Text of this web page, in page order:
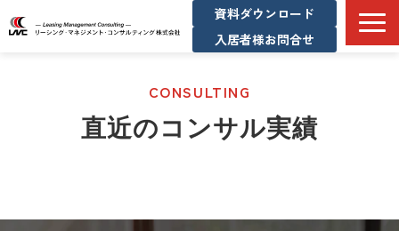
資料ダウンロード
入居者様お問合せ
企業情報
コンサル実績
CONSULTING
直近のコンサル実績